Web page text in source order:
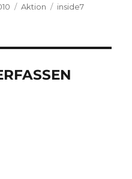
Kategorien
Aktion Schlagwörter
inside7